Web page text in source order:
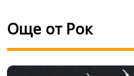
Още от Рок